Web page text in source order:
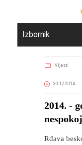
Izbornik
Vijesti
30.12.2014
2014. -
Rđava